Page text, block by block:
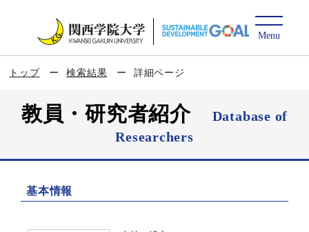
トップ 検索結果 詳細ページ
教員・研究者紹介
Database of
Researchers
基本情報